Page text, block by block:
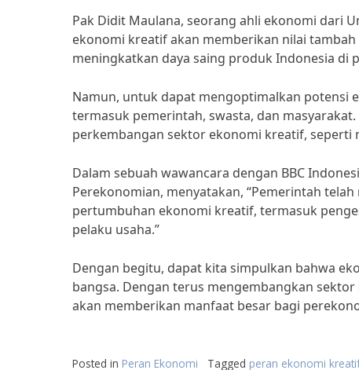
Pak Didit Maulana, seorang ahli ekonomi dari
ekonomi kreatif akan memberikan nilai
meningkatkan daya saing produk Indonesia di
Namun, untuk dapat mengoptimalkan potensi
termasuk pemerintah, swasta, dan
perkembangan sektor ekonomi kreatif, seperti
Dalam sebuah wawancara dengan BBC
Perekonomian, menyatakan, “Pemerintah
pertumbuhan ekonomi kreatif, termasuk
pelaku usaha.”
Dengan begitu, dapat kita simpulkan bahwa
bangsa. Dengan terus mengembangkan
akan memberikan manfaat besar bagi
Posted in Peran Ekonomi Tagged peran ekonomi